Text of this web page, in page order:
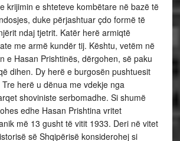
krijimin e shteteve kombëtare në bazë të
duke përjashtuar çdo formë të
ndaj tjetrit. Katër herë armiqtë
me armë kundër tij. Kështu, vetëm në
e Hasan Prishtinës, dërgohen, së paku
dihen. Dy herë e burgosën pushtuesit
herë u dënua me vdekje nga
shoviniste serbomadhe. Si shumë
edhe Hasan Prishtina vritet
më 13 gusht të vitit 1933. Deri në vitet
së Shqipërisë konsiderohej si